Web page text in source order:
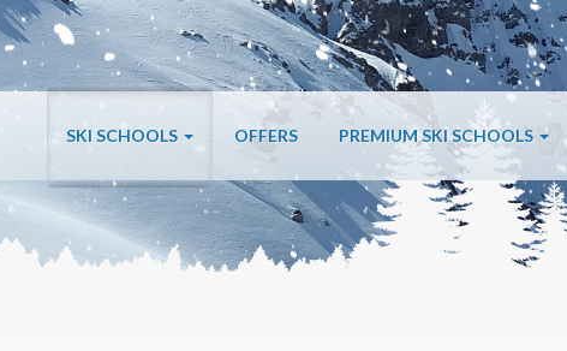
SKI SCHOOLS OFFERS PREMIUM SKI SCHOOLS